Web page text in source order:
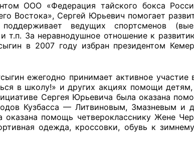
г.
ООО «Федерация тайского бокса
Востока», Сергей Юрьевич помогает
ведущих спортсменов
т.п. За неравнодушное отношение к
в 2007 году избран президентом
ежегодно принимает активное участие
в школу!» и других акциях помощи
Сергея Юрьевича была оказана
Кузбасса — Литвиновым, Змазневым и
оказана помощь четверокласснику Жене
одежда, кроссовки, обувь к